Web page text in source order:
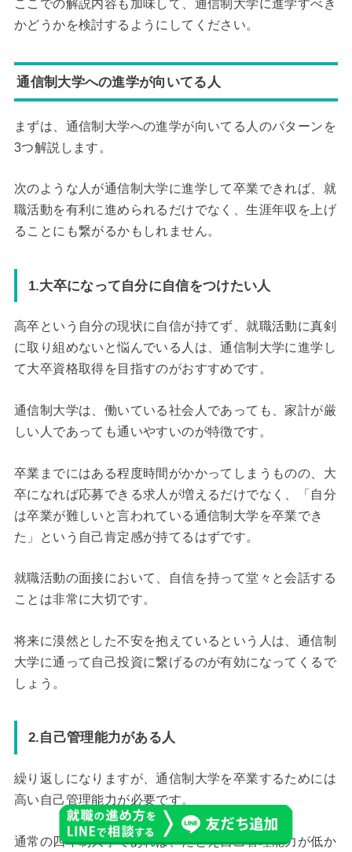
ここでの解説内容も加味して、通信制大学に進学すべき
かどうかを検討するようにしてください。
通信制大学への進学が向いてる人
まずは、通信制大学への進学が向いてる人のパターンを
3つ解説します。
次のような人が通信制大学に進学して卒業できれば、就
職活動を有利に進められるだけでなく、生涯年収を上げ
ることにも繋がるかもしれません。
1.大卒になって自分に自信をつけたい人
高卒という自分の現状に自信が持てず、就職活動に真剣
に取り組めないと悩んでいる人は、通信制大学に進学し
て大卒資格取得を目指すのがおすすめです。
通信制大学は、働いている社会人であっても、家計が厳
しい人であっても通いやすいのが特徴です。
卒業までにはある程度時間がかかってしまうものの、大
卒になれば応募できる求人が増えるだけでなく、「自分
は卒業が難しいと言われている通信制大学を卒業でき
た」という自己肯定感が持てるはずです。
就職活動の面接において、自信を持って堂々と会話する
ことは非常に大切です。
将来に漠然とした不安を抱えているという人は、通信制
大学に通って自己投資に繋げるのが有効になってくるで
しょう。
2.自己管理能力がある人
繰り返しになりますが、通信制大学を卒業するためには
高い自己管理能力が必要です。
通常の四年制大学であれば、たとえ自己管理能力が低か